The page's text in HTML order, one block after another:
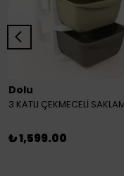
Dolu
₺ 1,599.00